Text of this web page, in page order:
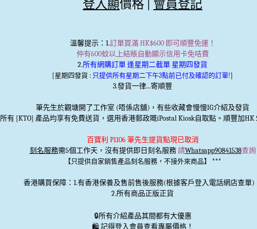
登入顯價格 | 會員登記
溫馨提示：1.訂單買滿 HK$600 即可順豐免運！
仲有600蚊以上結賬自動顯示信用卡免咭費
2.所有網購訂單 逢星期二截單 星期四發貨
[星期四發貨 : 只提供所有星期二下午3點前已付及確認的訂單!]
3.發貨一律...寄順豐
筆先生於觀塘開了工作室 (唔係店舖)，有些收藏會慢慢IG介紹及發貨
所有 [KTO] 產品均享有免費送貨，選用香港郵政嘅iPostal Kiosk自取點。順豐加HK
百寶利 P1106 筆先生提貨點現已取消
刻名服務需5個工作天，沒有提供即日刻名服務請Whatsapp90841538查詢
【只提供自家銷售產品刻名服務，不接外來商品】 ***
香港購買保障：1.有香港保養及售前售後服務(根據客戶登入電話網店查單)
2.所有商品正版正貨
🔒所有介紹產品其間都有大優惠
🛍️ 記得登入會員查看專屬價格！